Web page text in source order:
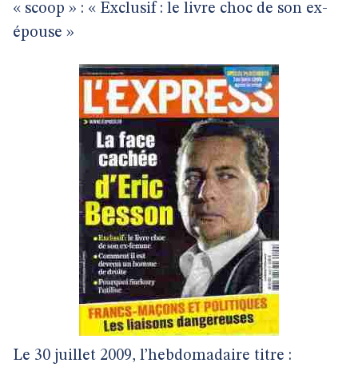
« scoop » : « Exclusif : le livre choc de son ex-
épouse »
Le 30 juillet 2009, l’hebdomadaire titre :